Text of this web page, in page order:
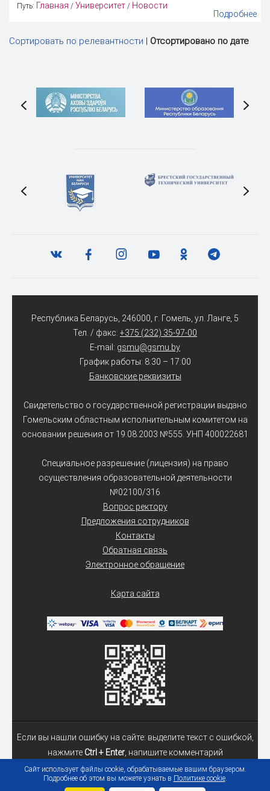
Путь: Главная / Университет / Новости
Подробнее
Сортировать по релевантности | Отсортировано по дате
Республика Беларусь, 246000, г. Гомель, ул. Ланге, 5
Тел. / факс: +375 (232) 35-97-00
E-mail: gsmu@gsmu.by
График работы: 8:30 – 17:00
Банковские реквизиты
Свидетельство о государственной регистрации выдано
Гомельским областным исполнительным комитетом на
основании решения от 19.08.2003 №555. УНП 400022681
Специальное разрешение (лицензия) на право
осуществления образовательной деятельности
№02100/316
Вопрос ректору
Предложения сотрудников
Контакты
Обратная связь
Электронное обращение
Карта сайта
Если вы нашли ошибку на сайте: выделите текст с ошибкой,
нажмите Ctrl + Enter, напишите комментарий
© 2026 Учреждение образования «Гомельский государственный
Сайт использует файлы cookie, обрабатываемые вашим браузером.
Подробнее об этом вы можете узнать в Политике cookie.